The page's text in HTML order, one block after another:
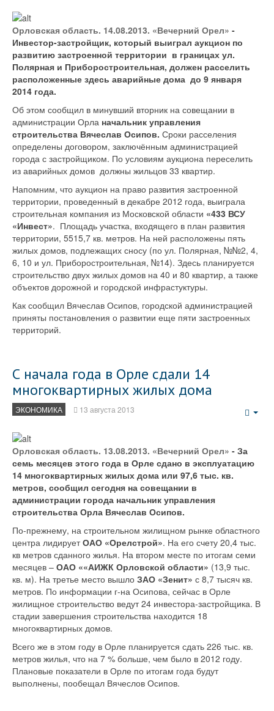
Орловская область. 14.08.2013. «Вечерний Орел» -
Инвестор-застройщик, который выиграл аукцион по
развитию застроенной территории в границах ул.
Полярная и Приборостроительная, должен расселить
расположенные здесь аварийные дома до 9 января
2014 года.
Об этом сообщил в минувший вторник на совещании в
администрации Орла начальник управления
строительства Вячеслав Осипов. Сроки расселения
определены договором, заключённым администрацией
города с застройщиком. По условиям аукциона переселить
из аварийных домов должны жильцов 33 квартир.
Напомним, что аукцион на право развития застроенной
территории, проведенный в декабре 2012 года, выиграла
строительная компания из Московской области «433 ВСУ
«Инвест». Площадь участка, входящего в план развития
территории, 5515,7 кв. метров. На ней расположены пять
жилых домов, подлежащих сносу (по ул. Полярная, №№2, 4,
6, 10 и ул. Приборостроительная, №14). Здесь планируется
строительство двух жилых домов на 40 и 80 квартир, а также
объектов дорожной и городской инфрастуктуры.
Как сообщил Вячеслав Осипов, городской администрацией
приняты постановления о развитии еще пяти застроенных
территорий.
С начала года в Орле сдали 14
многоквартирных жилых дома
ЭКОНОМИКА 13 августа 2013
Орловская область. 13.08.2013. «Вечерний Орел» - За
семь месяцев этого года в Орле сдано в эксплуатацию
14 многоквартирных жилых дома или 97,6 тыс. кв.
метров, сообщил сегодня на совещании в
администрации города начальник управления
строительства Орла Вячеслав Осипов.
По-прежнему, на строительном жилищном рынке областного
центра лидируетОАО «Орелстрой». На его счету 20,4 тыс.
кв метров сданного жилья. На втором месте по итогам семи
месяцев – ОАО ««АИЖК Орловской области» (13,9 тыс.
кв. м). На третье место вышло ЗАО «Зенит» с 8,7 тысяч кв.
метров. По информации г-на Осипова, сейчас в Орле
жилищное строительство ведут 24 инвестора-застройщика. В
стадии завершения строительства находится 18
многоквартирных домов.
Всего же в этом году в Орле планируется сдать 226 тыс. кв.
метров жилья, что на 7 % больше, чем было в 2012 году.
Плановые показатели в Орле по итогам года будут
выполнены, пообещал Вячеслов Осипов.